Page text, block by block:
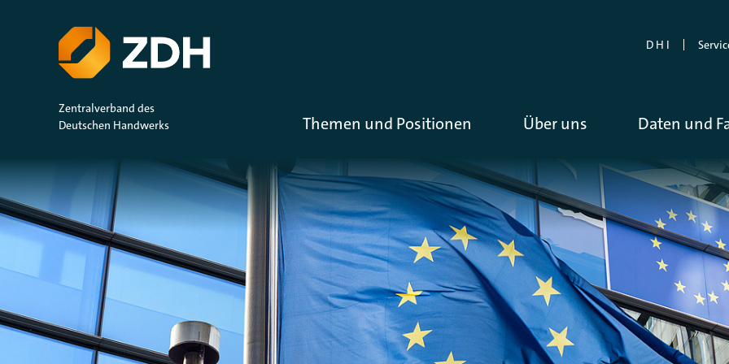
ZUM HAUPTINHALT SPRINGEN
D H I
Zentralverband des
Deutschen Handwerks
Themen und Positionen Über uns Daten und